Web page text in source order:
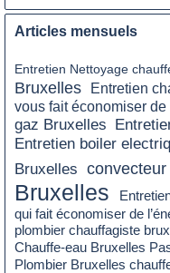
Articles mensuels
Entretien Nettoyage
Bruxelles
Entretien
vous fait économiser de
gaz Bruxelles
Entretien boiler
Bruxelles
Bruxelles
qui fait économiser de
plombier chauffagiste
Chauffe-eau Bruxelles
Plombier Bruxelles